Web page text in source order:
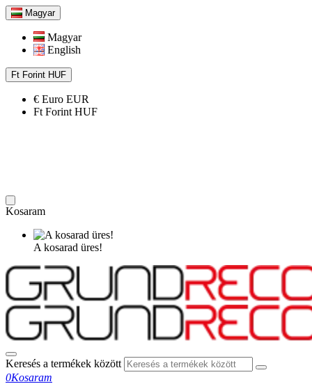
Magyar
Magyar
English
Ft Forint HUF
€ Euro EUR
Ft Forint HUF
Kosaram
A kosarad üres!
Keresés a termékek között
0Kosaram